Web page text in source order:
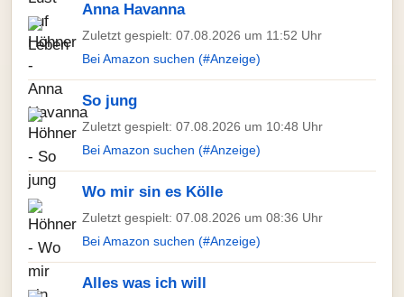
Anna Havanna
Zuletzt gespielt: 07.08.2026 um 11:52 Uhr
Bei Amazon suchen (#Anzeige)
So jung
Zuletzt gespielt: 07.08.2026 um 10:48 Uhr
Bei Amazon suchen (#Anzeige)
Wo mir sin es Kölle
Zuletzt gespielt: 07.08.2026 um 08:36 Uhr
Bei Amazon suchen (#Anzeige)
Alles was ich will